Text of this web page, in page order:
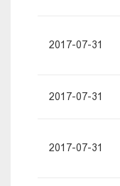
2017-07-31
2017-07-31
2017-07-31